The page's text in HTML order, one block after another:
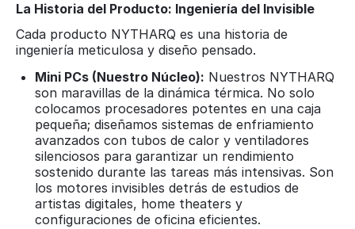
La Historia del Producto: Ingeniería del Invisible
Cada producto NYTHARQ es una historia de
ingeniería meticulosa y diseño pensado.
Mini PCs (Nuestro Núcleo): Nuestros NYTHARQ
son maravillas de la dinámica térmica. No solo
colocamos procesadores potentes en una caja
pequeña; diseñamos sistemas de enfriamiento
avanzados con tubos de calor y ventiladores
silenciosos para garantizar un rendimiento
sostenido durante las tareas más intensivas. Son
los motores invisibles detrás de estudios de
artistas digitales, home theaters y
configuraciones de oficina eficientes.